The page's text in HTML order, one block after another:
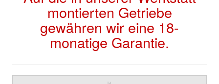
montierten Getriebe
gewähren wir eine 18-
monatige Garantie.